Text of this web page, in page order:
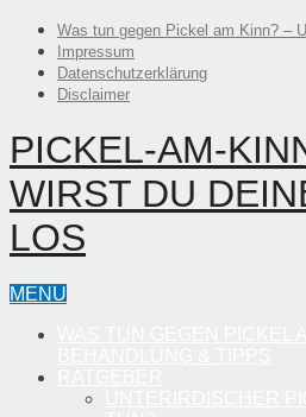
Was tun gegen Pickel am Kinn? –
Impressum
Datenschutzerklärung
Disclaimer
PICKEL-AM-
WIRST DU
LOS
MENU